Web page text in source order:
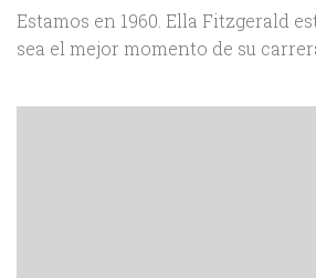
Estamos en 1960. Ella Fitzgerald
sea el mejor momento de su